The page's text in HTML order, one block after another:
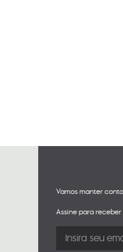
Vamos manter
Assine para